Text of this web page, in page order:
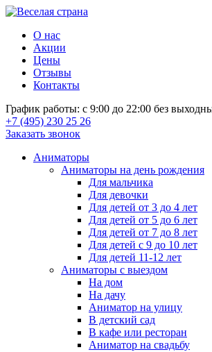
О нас
Акции
Цены
Отзывы
Контакты
График работы: с 9:00 до 22:00 без
+7 (495) 230 25 26
Заказать звонок
Аниматоры
Аниматоры на день рождения
Для мальчика
Для девочки
Для детей от 3 до 4 лет
Для детей от 5 до 6 лет
Для детей от 7 до 8 лет
Для детей с 9 до 10 лет
Для детей 11-12 лет
Аниматоры с выездом
На дом
На дачу
Аниматор на улицу
В детский сад
В кафе или ресторан
Аниматор на свадьбу